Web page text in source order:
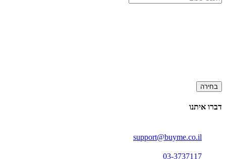
בחירה
דברו איתנו
support@buyme.co.il
03-3737117